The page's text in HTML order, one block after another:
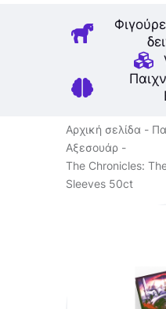
Αρχική σελίδα
Αξεσουάρ
The Chronicles:
Sleeves 50ct